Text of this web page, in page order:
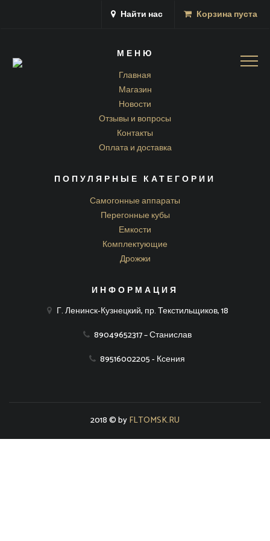
Найти нас Корзина пуста
МЕНЮ
Главная
Магазин
Новости
Отзывы и вопросы
Контакты
Оплата и доставка
ПОПУЛЯРНЫЕ КАТЕГОРИИ
Самогонные аппараты
Перегонные кубы
Емкости
Комплектующие
Дрожжи
ИНФОРМАЦИЯ
Г. Ленинск-Кузнецкий, пр. Текстильщиков, 18
89049652317 – Станислав
89516002205 - Ксения
2018 © byFLTOMSK.RU